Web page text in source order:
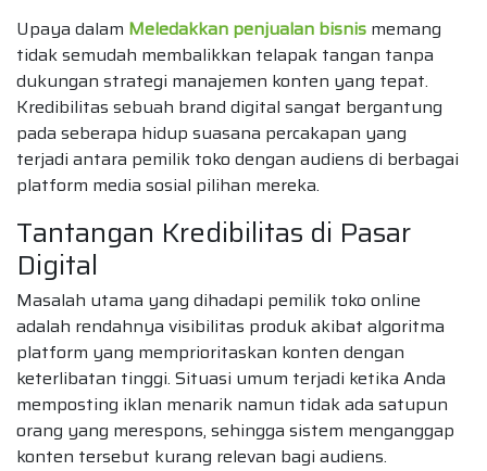
Upaya dalam Meledakkan penjualan bisnis memang
tidak semudah membalikkan telapak tangan tanpa
dukungan strategi manajemen konten yang tepat.
Kredibilitas sebuah brand digital sangat bergantung
pada seberapa hidup suasana percakapan yang
terjadi antara pemilik toko dengan audiens di berbagai
platform media sosial pilihan mereka.
Tantangan Kredibilitas di Pasar
Digital
Masalah utama yang dihadapi pemilik toko online
adalah rendahnya visibilitas produk akibat algoritma
platform yang memprioritaskan konten dengan
keterlibatan tinggi. Situasi umum terjadi ketika Anda
memposting iklan menarik namun tidak ada satupun
orang yang merespons, sehingga sistem menganggap
konten tersebut kurang relevan bagi audiens.